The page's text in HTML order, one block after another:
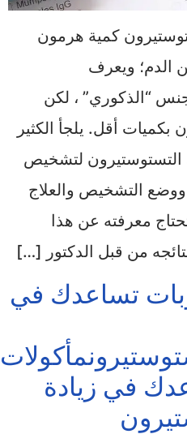
كمية هرمون
الدم؛ ويعرف
“الذكوري” ، لكن
بكميات أقل. يلجأ الكثير
التستوستيرون لتشخيص
ووضع التشخيص والعلاج
معرفته عن هذا
من قبل الدكتور […]
تساعدك في
في زيادة